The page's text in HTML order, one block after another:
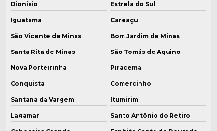
Dionísio Estrela do Sul
Iguatama Careaçu
São Vicente de Minas Bom Jardim de Minas
Santa Rita de Minas São Tomás de Aquino
Nova Porteirinha Piracema
Conquista Comercinho
Santana da Vargem Itumirim
Lagamar Santo Antônio do Retiro